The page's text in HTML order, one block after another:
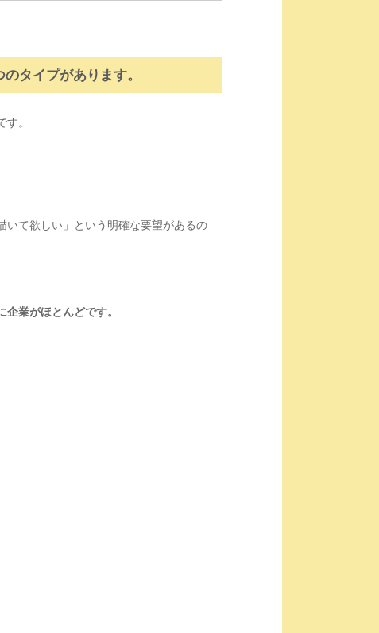
タイプがあります。
す。
いて欲しい」という明確な要望があるの
業がほとんどです。